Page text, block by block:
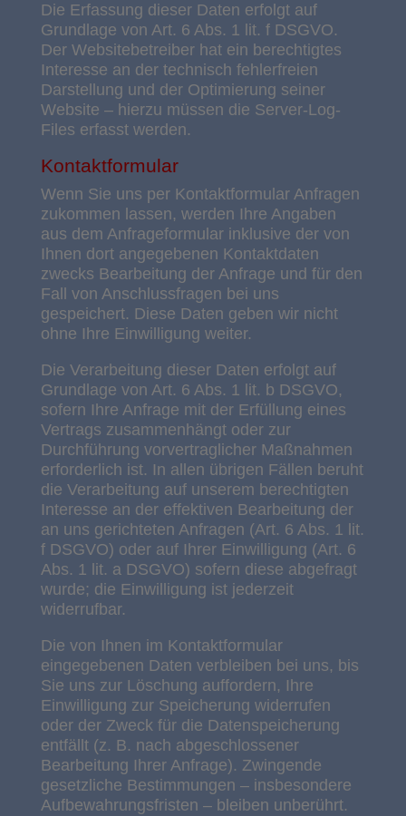
Die Erfassung dieser Daten erfolgt auf
Grundlage von Art. 6 Abs. 1 lit. f DSGVO.
Der Websitebetreiber hat ein berechtigtes
Interesse an der technisch fehlerfreien
Darstellung und der Optimierung seiner
Website – hierzu müssen die Server-Log-
Files erfasst werden.
Kontaktformular
Wenn Sie uns per Kontaktformular Anfragen
zukommen lassen, werden Ihre Angaben
aus dem Anfrageformular inklusive der von
Ihnen dort angegebenen Kontaktdaten
zwecks Bearbeitung der Anfrage und für den
Fall von Anschlussfragen bei uns
gespeichert. Diese Daten geben wir nicht
ohne Ihre Einwilligung weiter.
Die Verarbeitung dieser Daten erfolgt auf
Grundlage von Art. 6 Abs. 1 lit. b DSGVO,
sofern Ihre Anfrage mit der Erfüllung eines
Vertrags zusammenhängt oder zur
Durchführung vorvertraglicher Maßnahmen
erforderlich ist. In allen übrigen Fällen beruht
die Verarbeitung auf unserem berechtigten
Interesse an der effektiven Bearbeitung der
an uns gerichteten Anfragen (Art. 6 Abs. 1 lit.
f DSGVO) oder auf Ihrer Einwilligung (Art. 6
Abs. 1 lit. a DSGVO) sofern diese abgefragt
wurde; die Einwilligung ist jederzeit
widerrufbar.
Die von Ihnen im Kontaktformular
eingegebenen Daten verbleiben bei uns, bis
Sie uns zur Löschung auffordern, Ihre
Einwilligung zur Speicherung widerrufen
oder der Zweck für die Datenspeicherung
entfällt (z. B. nach abgeschlossener
Bearbeitung Ihrer Anfrage). Zwingende
gesetzliche Bestimmungen – insbesondere
Aufbewahrungsfristen – bleiben unberührt.